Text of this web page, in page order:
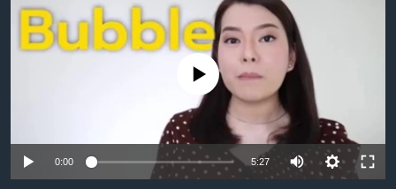
การ
สังคมและสุขภาพ
ไลฟ์สไตล์
พอดคาสต์
No media source currently available
0:00 5:27